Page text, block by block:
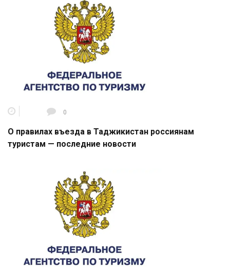
0
О правилах въезда в Таджикистан россиянам
туристам — последние новости